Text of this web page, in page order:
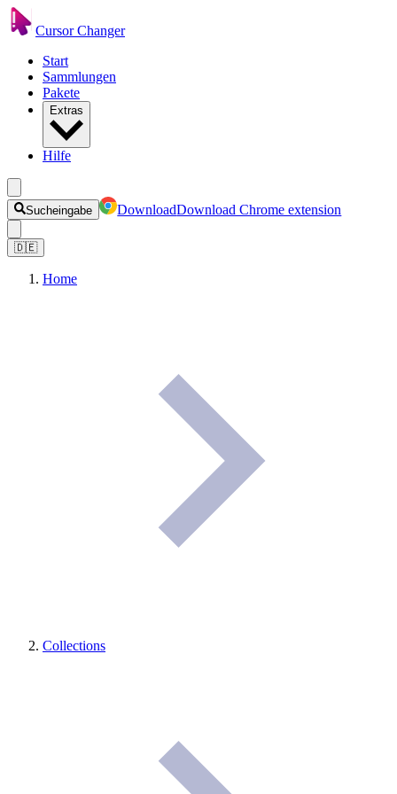
Cursor Changer
Start
Sammlungen
Pakete
Extras
Hilfe
Sucheingabe DownloadDownload Chrome extension
🇩🇪
Home
Collections